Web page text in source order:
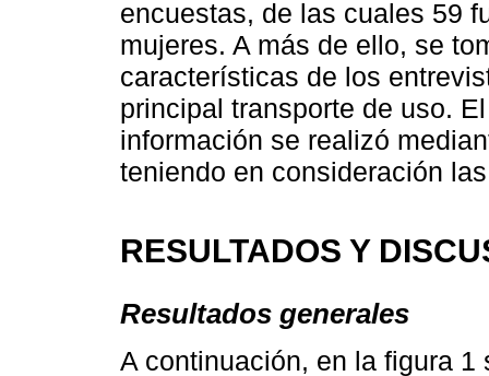
encuestas, de las cuales 59
mujeres. A más de ello, se
características de los
principal transporte de uso.
información se realizó
teniendo en consideración
RESULTADOS Y
Resultados generales
A continuación, en la figura